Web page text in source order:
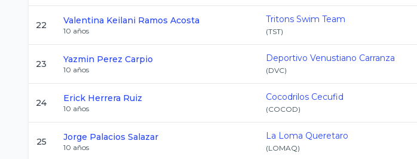
22 Valentina Keilani Ramos Acosta
10 años
Tritons Swim Team
(TST)
23 Yazmin Perez Carpio
10 años
Deportivo Venustiano Carranza
(DVC)
24 Erick Herrera Ruiz
10 años
Cocodrilos Cecufid
(COCOD)
25 Jorge Palacios Salazar
10 años
La Loma Queretaro
(LOMAQ)